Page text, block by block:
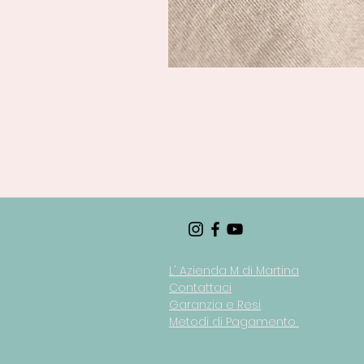
L' Azienda M di Martina
Contattaci
Garanzia e Resi
Metodi di Pagamento